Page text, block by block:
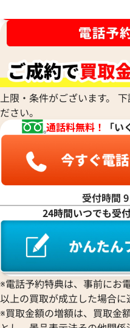
ハ行
マ行
ヤ行
ワ行
上限・条件がございます。
ださい。
通話料無料！
「
受付時間
24時間いつでも受
※電話予約特典は、事前にお
以上の買取が成立した場合に
※買取金額の増額は、買取金